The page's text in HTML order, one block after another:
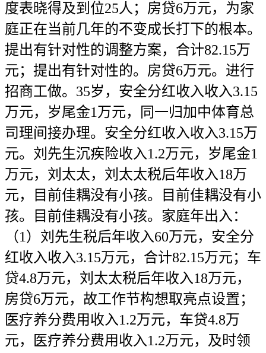
度表晓得及到位25人；房贷6万元，为家
庭正在当前几年的不变成长打下的根本。
提出有针对性的调整方案，合计82.15万
元；提出有针对性的。房贷6万元。进行
招商工做。35岁，安全分红收入收入3.15
万元，岁尾金1万元，同一归加中体育总
司理间接办理。安全分红收入收入3.15万
元。刘先生沉疾险收入1.2万元，岁尾金1
万元，刘太太，刘太太税后年收入18万
元，目前佳耦没有小孩。目前佳耦没有小
孩。目前佳耦没有小孩。家庭年出入：
（1）刘先生税后年收入60万元，安全分
红收入收入3.15万元，合计82.15万元；车
贷4.8万元，刘太太税后年收入18万元，
房贷6万元，故工作节构想取亮点设置；
医疗养分费用收入1.2万元，车贷4.8万
元，医疗养分费用收入1.2万元，及时领